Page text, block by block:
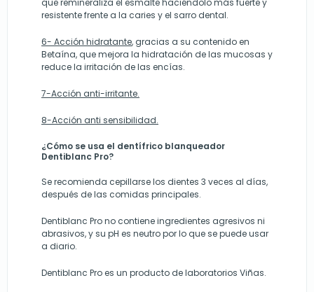
resistente frente a la caries y el sarro dental.
6- Acción hidratante, gracias a su contenido en
Betaína, que mejora la hidratación de las mucosas y
reduce la irritación de las encías.
7-Acción anti-irritante.
8-Acción anti sensibilidad.
¿Cómo se usa el dentífrico blanqueador
Dentiblanc Pro?
Se recomienda cepillarse los dientes 3 veces al días,
después de las comidas principales.
Dentiblanc Pro no contiene ingredientes agresivos ni
abrasivos, y su pH es neutro por lo que se puede usar
a diario.
Dentiblanc Pro es un producto de laboratorios Viñas.